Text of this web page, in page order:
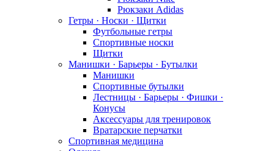
Рюкзаки Adidas
Гетры · Носки · Щитки
Футбольные гетры
Спортивные носки
Щитки
Манишки · Барьеры · Бутылки
Манишки
Спортивные бутылки
Лестницы · Барьеры · Фишки ·
Конусы
Аксессуары для тренировок
Вратарские перчатки
Спортивная медицина